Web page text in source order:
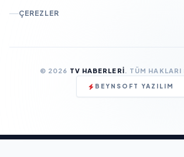
ÇEREZLER
© 2026 TV HABERLERI. TÜM HAKLARI
BEYNSOFT YAZILIM